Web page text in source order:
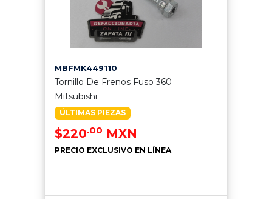
MBFMK449110
Tornillo De Frenos Fuso 360
Mitsubishi
ÚLTIMAS PIEZAS
$220.00 MXN
PRECIO EXCLUSIVO EN LÍNEA